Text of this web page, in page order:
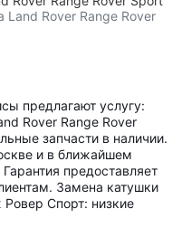
Rover Range Rover
предлагают услугу:
Rover Range Rover
запчасти в наличии.
и в ближайшем
предоставляет
Замена катушки
Спорт: низкие